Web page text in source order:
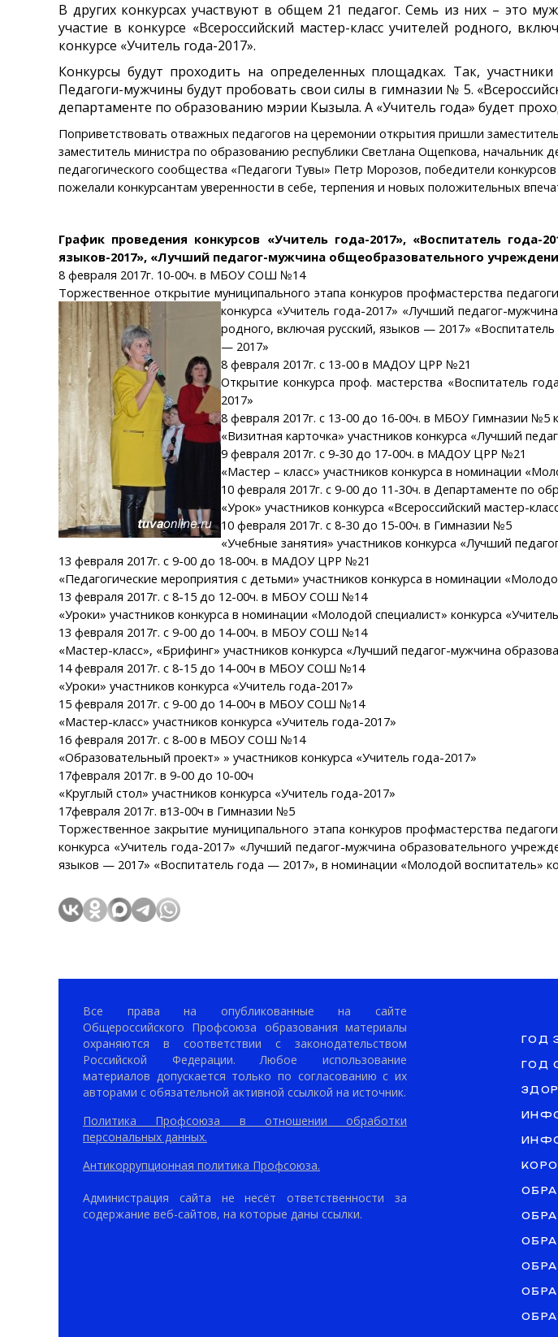
В других конкурсах участвуют в общем 21 педагог. Семь из них – это
участие в конкурсе «Всероссийский мастер-класс учителей родного,
конкурсе «Учитель года-2017».
Конкурсы будут проходить на определенных площадках. Так,
Педагоги-мужчины будут пробовать свои силы в гимназии № 5.
департаменте по образованию мэрии Кызыла. А «Учитель года» будет
Поприветствовать отважных педагогов на церемонии открытия пришли
заместитель министра по образованию республики Светлана Ощепкова,
педагогического сообщества «Педагоги Тувы» Петр Морозов, победители
пожелали конкурсантам уверенности в себе, терпения и новых положительных
График проведения конкурсов «Учитель года-2017», «Воспитатель года-
языков-2017», «Лучший педагог-мужчина общеобразовательного
8 февраля 2017г. 10-00ч. в МБОУ СОШ №14
Торжественное открытие муниципального этапа конкуров профмастерства
конкурса «Учитель года-2017» «Лучший педагог-
родного, включая русский, языков — 2017»
— 2017»
8 февраля 2017г. с 13-00 в МАДОУ ЦРР №21
Открытие конкурса проф. мастерства «Воспитатель
2017»
8 февраля 2017г. с 13-00 до 16-00ч. в МБОУ Гимназии №5
«Визитная карточка» участников конкурса «Лучший
9 февраля 2017г. с 9-30 до 17-00ч. в МАДОУ ЦРР №21
«Мастер – класс» участников конкурса в номинации
10 февраля 2017г. с 9-00 до 11-30ч. в Департаменте по
«Урок» участников конкурса «Всероссийский мастер-
10 февраля 2017г. с 8-30 до 15-00ч. в Гимназии №5
«Учебные занятия» участников конкурса «Лучший
13 февраля 2017г. с 9-00 до 18-00ч. в МАДОУ ЦРР №21
«Педагогические мероприятия с детьми» участников конкурса в номинации
13 февраля 2017г. с 8-15 до 12-00ч. в МБОУ СОШ №14
«Уроки» участников конкурса в номинации «Молодой специалист» конкурса
13 февраля 2017г. с 9-00 до 14-00ч. в МБОУ СОШ №14
«Мастер-класс», «Брифинг» участников конкурса «Лучший педагог-мужчина
14 февраля 2017г. с 8-15 до 14-00ч в МБОУ СОШ №14
«Уроки» участников конкурса «Учитель года-2017»
15 февраля 2017г. с 9-00 до 14-00ч в МБОУ СОШ №14
«Мастер-класс» участников конкурса «Учитель года-2017»
16 февраля 2017г. с 8-00 в МБОУ СОШ №14
«Образовательный проект» » участников конкурса «Учитель года-2017»
17февраля 2017г. в 9-00 до 10-00ч
«Круглый стол» участников конкурса «Учитель года-2017»
17февраля 2017г. в13-00ч в Гимназии №5
Торжественное закрытие муниципального этапа конкуров профмастерства
конкурса «Учитель года-2017» «Лучший педагог-мужчина образовательного
языков — 2017» «Воспитатель года — 2017», в номинации «Молодой воспитатель»
Все права на опубликованные на сайте
Общероссийского Профсоюза образования материалы
охраняются в соответствии с законодательством
Российской Федерации. Любое использование
материалов допускается только по согласованию с их
авторами с обязательной активной ссылкой на источник.
Политика Профсоюза в отношении обработки
персональных данных.
Антикоррупционная политика Профсоюза.
Администрация сайта не несёт ответственности за
содержание веб-сайтов, на которые даны ссылки.
ГОД
ГОД